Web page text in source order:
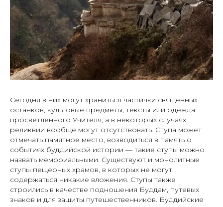
Сегодня в них могут храниться частички священных
останков, культовые предметы, тексты или одежда
просветленного Учителя, а в некоторых случаях
реликвии вообще могут отсутствовать. Ступа может
отмечать памятное место, возводиться в память о
событиях буддийской истории — такие ступы можно
назвать мемориальными. Существуют и монолитные
ступы пещерных храмов, в которых не могут
содержаться никакие вложения. Ступы также
строились в качестве подношения Буддам, путевых
знаков и для защиты путешественников. Буддийские